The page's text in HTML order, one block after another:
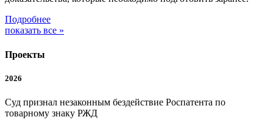
Подробнее
показать все »
Проекты
2026
Суд признал незаконным бездействие Роспатента по
товарному знаку РЖД